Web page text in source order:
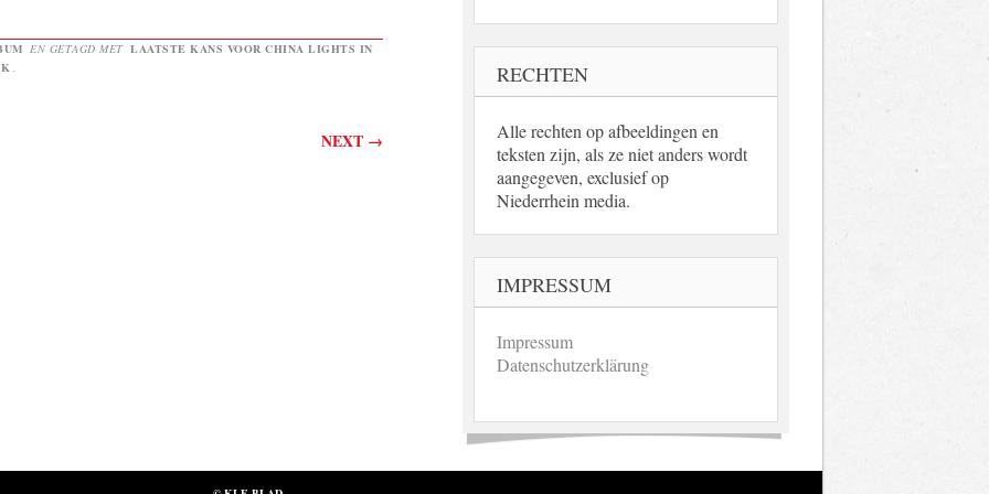
EN GETAGD MET LAATSTE KANS VOOR CHINA LIGHTS IN
.
NEXT →
RECHTEN
Alle rechten op afbeeldingen en
teksten zijn, als ze niet anders wordt
aangegeven, exclusief op
Niederrhein media.
IMPRESSUM
Impressum
Datenschutzerklärung